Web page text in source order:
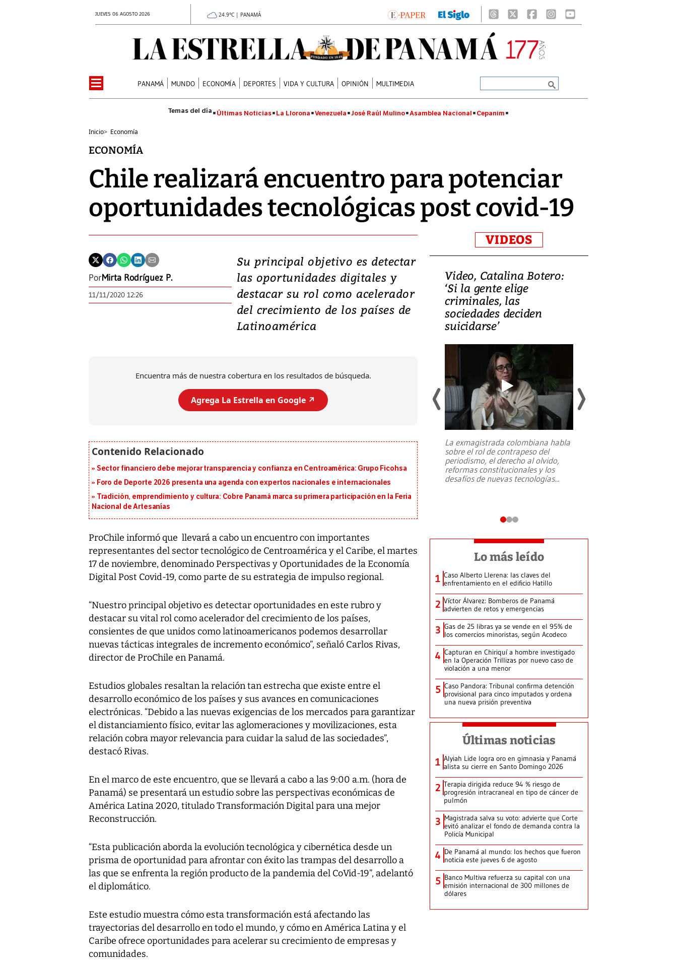
JUEVES 06 AGOSTO 2026 24.9°C | PANAMÁ
PANAMÁ MUNDO ECONOMÍA DEPORTES VIDA Y CULTURA OPINIÓN MULTIMEDIA
Últimas Noticias La Llorona Venezuela José Raúl Mulino Asamblea Nacional Cepanim
Inicio> Economía
ECONOMÍA
Chile realizará encuentro para potenciar
oportunidades tecnológicas post covid-19
PorMirta Rodríguez P.
11/11/2020 12:26
Su principal objetivo es detectar
las oportunidades digitales y
destacar su rol como acelerador
del crecimiento de los países de
Latinoamérica
Encuentra más de nuestra cobertura en los resultados de búsqueda.
Agrega La Estrella en Google ↗️
Sector financiero debe mejorar transparencia y confianza en Centroamérica: Grupo Ficohsa
Foro de Deporte 2026 presenta una agenda con expertos nacionales e internacionales
Tradición, emprendimiento y cultura: Cobre Panamá marca su primera participación en la Feria
Nacional de Artesanías
ProChile informó que llevará a cabo un encuentro con importantes
representantes del sector tecnológico de Centroamérica y el Caribe, el martes
17 de noviembre, denominado Perspectivas y Oportunidades de la Economía
Digital Post Covid-19, como parte de su estrategia de impulso regional.
“Nuestro principal objetivo es detectar oportunidades en este rubro y
destacar su vital rol como acelerador del crecimiento de los países,
consientes de que unidos como latinoamericanos podemos desarrollar
nuevas tácticas integrales de incremento económico”, señaló Carlos Rivas,
director de ProChile en Panamá.
Estudios globales resaltan la relación tan estrecha que existe entre el
desarrollo económico de los países y sus avances en comunicaciones
electrónicas. “Debido a las nuevas exigencias de los mercados para garantizar
el distanciamiento físico, evitar las aglomeraciones y movilizaciones, esta
relación cobra mayor relevancia para cuidar la salud de las sociedades”,
destacó Rivas.
En el marco de este encuentro, que se llevará a cabo a las 9:00 a.m. (hora de
Panamá) se presentará un estudio sobre las perspectivas económicas de
América Latina 2020, titulado Transformación Digital para una mejor
Reconstrucción.
“Esta publicación aborda la evolución tecnológica y cibernética desde un
prisma de oportunidad para afrontar con éxito las trampas del desarrollo a
las que se enfrenta la región producto de la pandemia del CoVid-19”, adelantó
el diplomático.
Este estudio muestra cómo esta transformación está afectando las
trayectorias del desarrollo en todo el mundo, y cómo en América Latina y el
Caribe ofrece oportunidades para acelerar su crecimiento de empresas y
comunidades.
VIDEOS
Video, Japón: Terremoto
deja heridos y graves
daños en Kumamoto
al sur de Japón, provocando una
Video, Catalina Botero:
‘Si la gente elige
criminales, las
sociedades deciden
suicidarse’
La exmagistrada colombiana habla
sobre el rol de contrapeso del
periodismo, el derecho al olvido,
reformas constitucionales y los
desafíos de nuevas tecnologías...
Lo más leído
1 Caso Alberto Llerena: las claves del
enfrentamiento en el edificio Hatillo
2 Víctor Álvarez: Bomberos de Panamá
advierten de retos y emergencias
3 Gas de 25 libras ya se vende en el 95% de
los comercios minoristas, según Acodeco
4 Capturan en Chiriquí a hombre investigado
en la Operación Trillizas por nuevo caso de
violación a una menor
5 Caso Pandora: Tribunal confirma detención
provisional para cinco imputados y ordena
una nueva prisión preventiva
Últimas noticias
1 Alyiah Lide logra oro en gimnasia y Panamá
alista su cierre en Santo Domingo 2026
2 Terapia dirigida reduce 94 % riesgo de
progresión intracraneal en tipo de cáncer de
pulmón
3 Magistrada salva su voto: advierte que Corte
evitó analizar el fondo de demanda contra la
Policía Municipal
4 De Panamá al mundo: los hechos que fueron
noticia este jueves 6 de agosto
5 Banco Multiva refuerza su capital con una
emisión internacional de 300 millones de
dólares